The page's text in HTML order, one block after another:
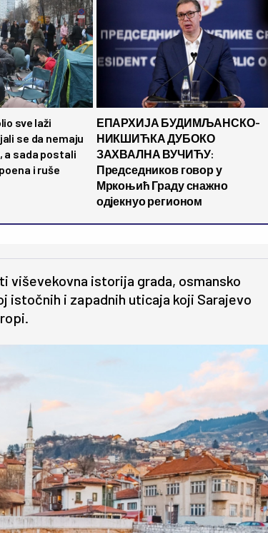
sve laži
se da nemaju
a sada postali
i ruše
ЕПАРХИЈА БУДИМЉАНСКО-
НИКШИЋКА ДУБОКО
ЗАХВАЛНА ВУЧИЋУ:
Председников говор у
Мркоњић Граду снажно
одјекнуо регионом
viševekovna istorija grada, osmansko
istočnih i zapadnih uticaja koji Sarajevo